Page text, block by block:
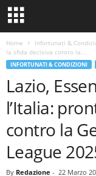
Home Infortunati &
la sfida decisiva contro la...
INFORTUNATI & CONDIZIONI
Lazio,
l’Italia:
contro la
League
By Redazione - 22 Marzo